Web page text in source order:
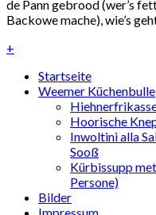
de Pann gebrood (wer’s
Backowe mache), wie’s
+
Startseite
Weemer Küchenbulle
Hoorische
Inwoltini alla
Sooß
Kürbissupp
Persone)
Bilder